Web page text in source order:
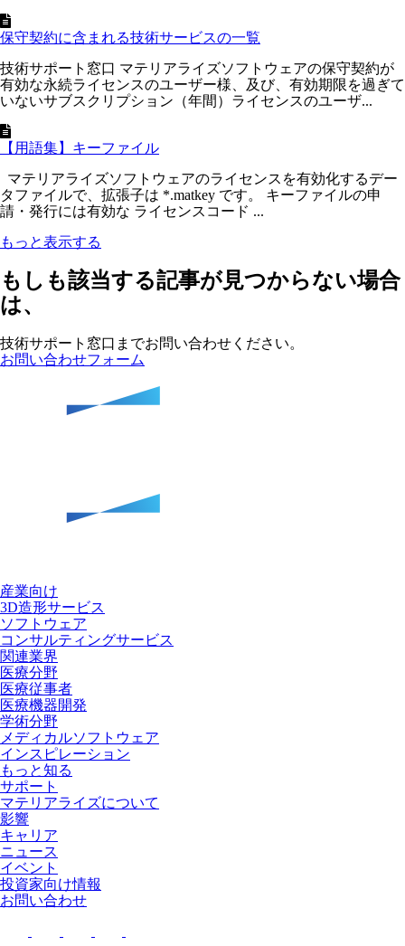
保守契約に含まれる技術サービスの一覧
技術サポート窓口 マテリアライズソフトウェアの保守契約が
有効な永続ライセンスのユーザー様、及び、有効期限を過ぎて
いないサブスクリプション（年間）ライセンスのユーザ...
【用語集】キーファイル
マテリアライズソフトウェアのライセンスを有効化するデー
タファイルで、拡張子は *.matkey です。 キーファイルの申
請・発行には有効な ライセンスコード ...
もっと表示する
もしも該当する記事が見つからない場合
は、
技術サポート窓口までお問い合わせください。
お問い合わせフォーム
産業向け
3D造形サービス
ソフトウェア
コンサルティングサービス
関連業界
医療分野
医療従事者
医療機器開発
学術分野
メディカルソフトウェア
インスピレーション
もっと知る
サポート
マテリアライズについて
影響
キャリア
ニュース
イベント
投資家向け情報
お問い合わせ